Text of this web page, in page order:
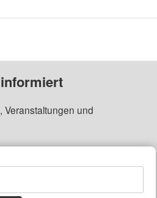
Veranstaltungen und